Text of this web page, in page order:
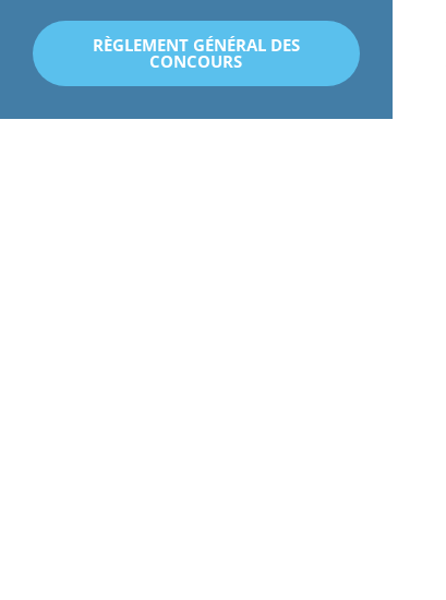
RÈGLEMENT GÉNÉRAL DES
CONCOURS